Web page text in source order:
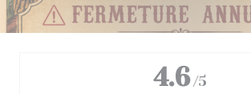
4.6 /5